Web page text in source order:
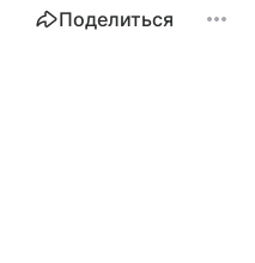
Поделиться